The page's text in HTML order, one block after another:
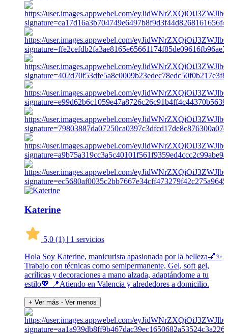
Katerine
5,0 (1) | 1 servicios
Hola Soy Katerine, manicurista apasionada por la belleza💅✨
Trabajo con técnicas como semipermanente, Gel, soft gel,
acrílicas y decoraciones a mano alzada, adaptándome a tu
estilo💖 📍Atiendo en Valencia y alrededores a domicilio.
+ Ver más - Ver menos